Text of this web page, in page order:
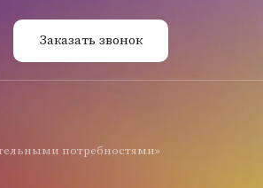
Заказать звонок
потребностями»